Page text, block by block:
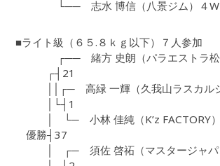
└── 志水 博信（八景ジム）４W
■ライト級（６５.８ｋｇ以下）７人参加
┌── 緒方 史朗（パラエストラ松
┌┤21
││┌─ 高緑 一輝（久我山ラスカルジ
│└┤1
│ └─ 小林 佳純（K’z FACTORY）
優勝┤37
│ ┌─ 須佐 啓祏（マスタージャパ